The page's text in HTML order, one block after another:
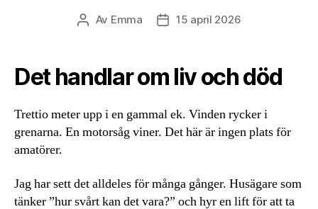
Inläggsförfattare
Av Emma Inläggsdatum
15 april 2026
Det handlar om liv och död
Trettio meter upp i en gammal ek. Vinden rycker i
grenarna. En motorsåg viner. Det här är ingen plats för
amatörer.
Jag har sett det alldeles för många gånger. Husägare som
tänker ”hur svårt kan det vara?” och hyr en lift för att ta